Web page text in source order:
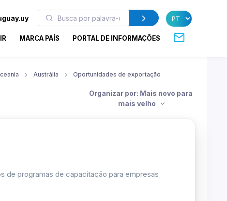
MARCA PAÍS PORTAL DE INFORMAÇÕES
Austrália Oportunidades de exportação
Organizar por: Mais novo para
mais velho
de programas de capacitação para empresas